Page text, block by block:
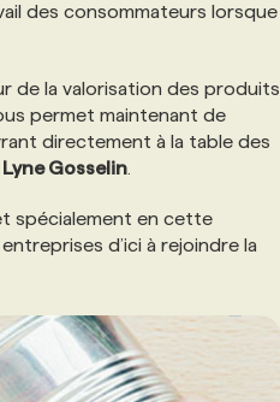
des consommateurs lorsque
de la valorisation des produits
permet maintenant de
directement à la table des
Lyne Gosselin
spécialement en cette
d’ici à rejoindre la